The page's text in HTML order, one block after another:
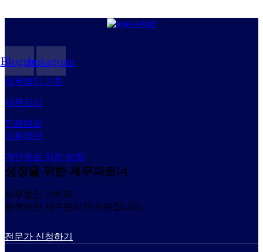
BloggerInstagram
세무법인 가치
세무지식
인재채용
이용약관
개인정보 처리 방침
성장을 위한 세무파트너
세무법인 가치와
함께하면 세무관리가 쉬워집니다.
전문가 신청하기